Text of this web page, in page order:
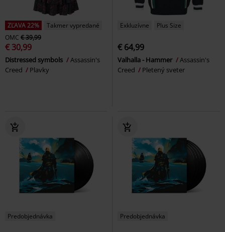
ZĽAVA 22%
Takmer vypredané
OMC € 39,99
€ 30,99
Distressed symbols
Assassin's
Creed
Plavky
Exkluzívne Plus Size
€ 64,99
Valhalla - Hammer
Assassin's
Creed
Pletený sveter
Predobjednávka Predobjednávka